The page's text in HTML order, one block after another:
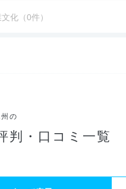
化（0件）
の
判・口コミ一覧